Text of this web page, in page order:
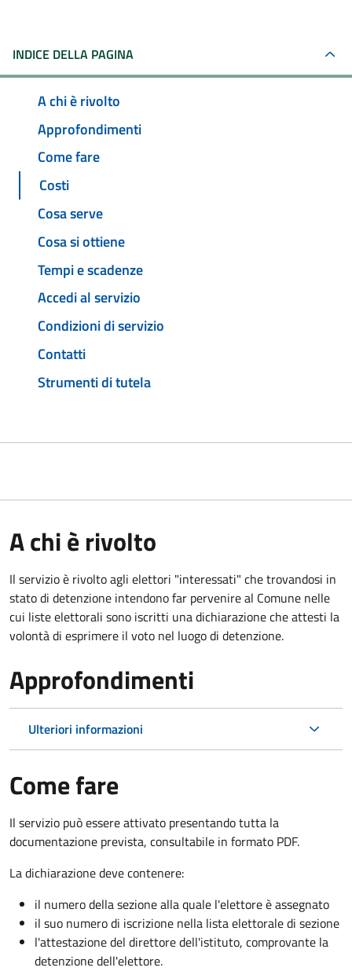
INDICE DELLA PAGINA
A chi è rivolto
Approfondimenti
Come fare
Costi
Cosa serve
Cosa si ottiene
Tempi e scadenze
Accedi al servizio
Condizioni di servizio
Contatti
Strumenti di tutela
A chi è rivolto
Il servizio è rivolto agli elettori "interessati" che trovandosi in
stato di detenzione intendono far pervenire al Comune nelle
cui liste elettorali sono iscritti una dichiarazione che attesti la
volontà di esprimere il voto nel luogo di detenzione.
Approfondimenti
Ulteriori informazioni
Come fare
Il servizio può essere attivato presentando tutta la
documentazione prevista, consultabile in formato PDF.
La dichiarazione deve contenere:
il numero della sezione alla quale l'elettore è assegnato
il suo numero di iscrizione nella lista elettorale di sezione
l'attestazione del direttore dell'istituto, comprovante la
detenzione dell'elettore.